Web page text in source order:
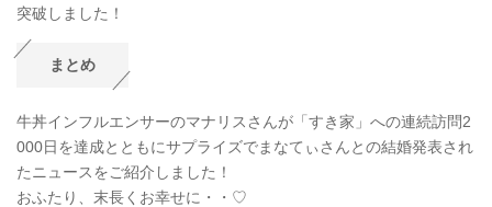
突破しました！
まとめ
牛丼インフルエンサーのマナリスさんが「すき家」への連続訪問2
000日を達成とともにサプライズでまなてぃさんとの結婚発表され
たニュースをご紹介しました！
おふたり、末長くお幸せに・・♡